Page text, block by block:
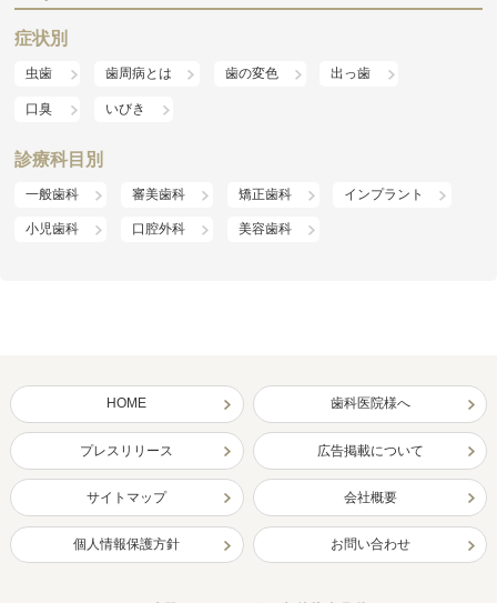
症状別
虫歯 歯周病とは 歯の変色 出っ歯
口臭 いびき
診療科目別
一般歯科 審美歯科 矯正歯科 インプラント
小児歯科 口腔外科 美容歯科
HOME 歯科医院様へ
プレスリリース 広告掲載について
サイトマップ 会社概要
個人情報保護方針 お問い合わせ